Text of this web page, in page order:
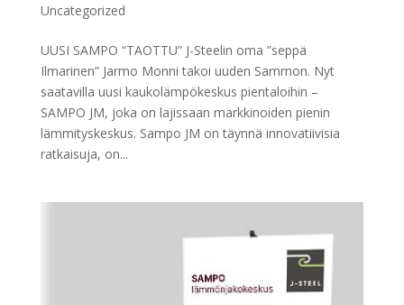
Uncategorized
UUSI SAMPO “TAOTTU” J-Steelin oma ”seppä
Ilmarinen” Jarmo Monni takoi uuden Sammon. Nyt
saatavilla uusi kaukolämpökeskus pientaloihin –
SAMPO JM, joka on lajissaan markkinoiden pienin
lämmityskeskus. Sampo JM on täynnä innovatiivisia
ratkaisuja, on...